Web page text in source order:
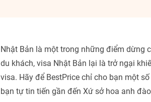
Nhật Bản là một trong những điểm dừng
du khách, visa Nhật Bản lại là trở ngại
visa. Hãy để BestPrice chỉ cho bạn một
bạn tự tin tiến gần đến Xứ sở hoa anh